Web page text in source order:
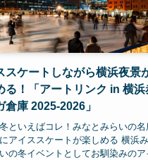
スケートしながら横浜夜景
る！「アートリンク in 横浜
倉庫 2025-2026」
といえばコレ！みなとみらいの名
アイススケートが楽しめる 横浜
の冬イベントとしてお馴染みのア